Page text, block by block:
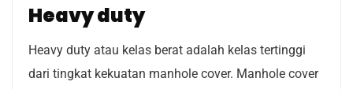
Heavy duty
Heavy duty atau kelas berat adalah kelas tertinggi
dari tingkat kekuatan manhole cover. Manhole cover